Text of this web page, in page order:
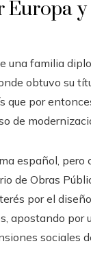
una familia
obtuvo su
que por
de
español,
de Obras
por el
apostando por
sociales